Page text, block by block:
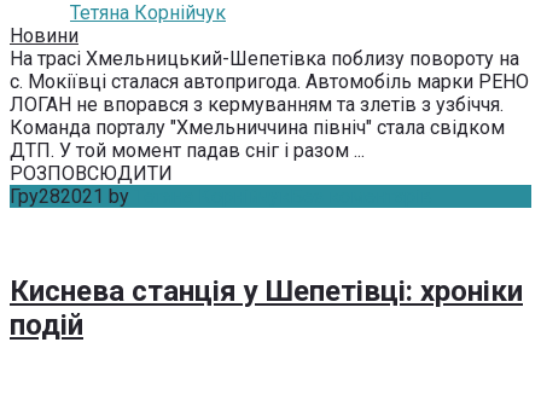
Тетяна Корнійчук
Новини
На трасі Хмельницький-Шепетівка поблизу повороту на
с. Мокіївці сталася автопригода. Автомобіль марки РЕНО
ЛОГАН не впорався з кермуванням та злетів з узбіччя.
Команда порталу "Хмельниччина північ" стала свідком
ДТП. У той момент падав сніг і разом ...
РОЗПОВСЮДИТИ
Гру282021 by
Киснева станція у Шепетівці: хроніки
подій